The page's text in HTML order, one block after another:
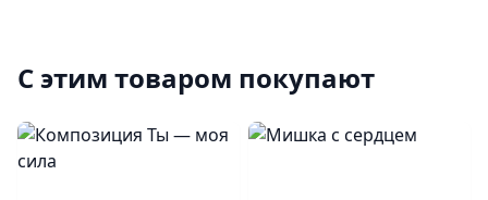
С этим товаром покупают